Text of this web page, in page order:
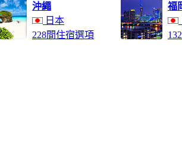
沖繩
日本
228間住宿選項
福